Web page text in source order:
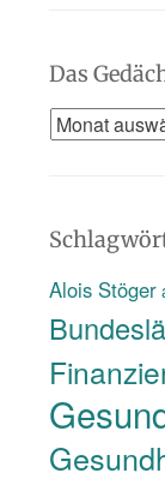
Das
Das
www
Alois Stöger